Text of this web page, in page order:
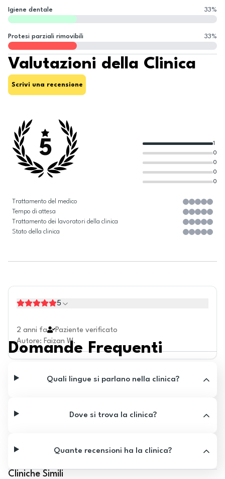
Igiene dentale 33%
Protesi parziali rimovibili 33%
Valutazioni della Clinica
Scrivi una recensione
5
0
0
0
0
1
Trattamento del medico
Tempo di attesa
Trattamento dei lavoratori della clinica
Stato della clinica
5
2 anni fa
Paziente verificato
Autore: Faizan W.
Domande Frequenti
Quali lingue si parlano nella clinica?
Dove si trova la clinica?
Quante recensioni ha la clinica?
Cliniche Simili